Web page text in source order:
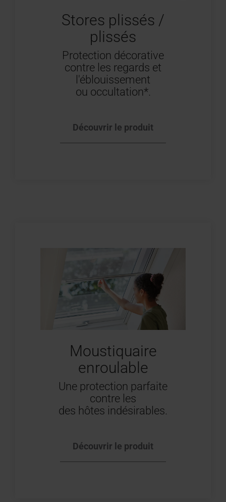
Stores plissés /
plissés
Protection décorative
contre les regards et
l'éblouissement
ou occultation*.
Découvrir le produit
Moustiquaire
enroulable
Une protection parfaite
contre les
des hôtes indésirables.
Découvrir le produit